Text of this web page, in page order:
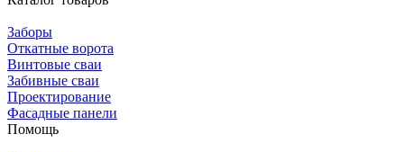
Заборы
Откатные ворота
Винтовые сваи
Забивные сваи
Проектирование
Фасадные панели
Помощь